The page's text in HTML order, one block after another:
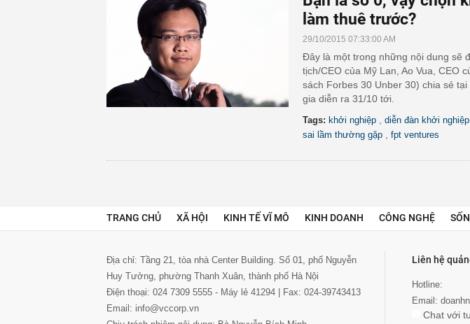
làm thuê trước?
29/10/2015 07:33:00 AM
Đây là một trong những nội dung sẽ
tịch/CEO của Mỹ Lan, Ao Vua, CEO
sách Forbes 30 Unber 30) chia sẻ
gia diễn ra 31/10 tới.
Tags: khởi nghiệp diễn đàn khởi
sai lầm thường gặp fpt ventures
TRANG CHỦ XÃ HỘI KINH TẾ VĨ MÔ KINH DOANH CÔNG NGHỆ
Địa chỉ: Tầng 21, tòa nhà Center Building. Số 01, phố Nguyễn
Huy Tưởng, phường Thanh Xuân, thành phố Hà Nội
Điện thoại: 024 7309 5555 - Máy lẻ 41294 | Fax: 024-39743413
Email: info@vccorp.vn
Liên hệ
Hotline:
Email:
Chat với